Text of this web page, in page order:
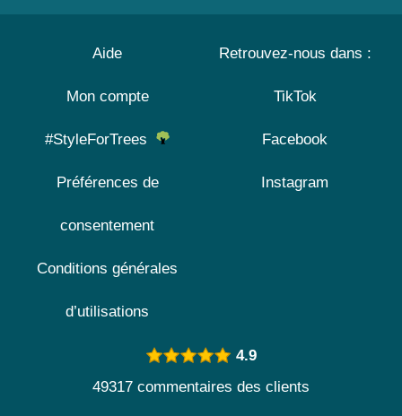
Aide
Mon compte
#StyleForTrees
Préférences de
consentement
Conditions générales
d’utilisations
Retrouvez-nous dans :
TikTok
Facebook
Instagram
4.9
49317 commentaires des clients